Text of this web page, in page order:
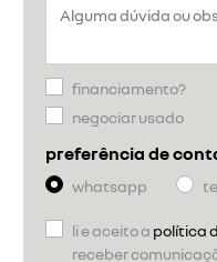
financiamento?
negociar usado
preferência de
whatsapp
li e aceito a política
receber